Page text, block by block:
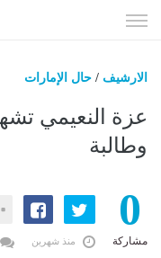
الى
الارشيف / حال الإمارات
وطالبة
0
مشاركة منذ شهرين